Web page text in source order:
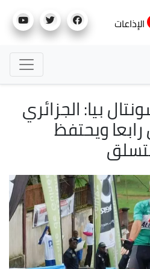
إلى
بيا: الجزائري
ويحتفظ